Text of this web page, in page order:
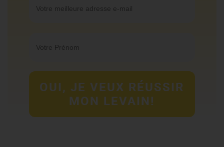
OUI, JE VEUX RÉUSSIR
MON LEVAIN!